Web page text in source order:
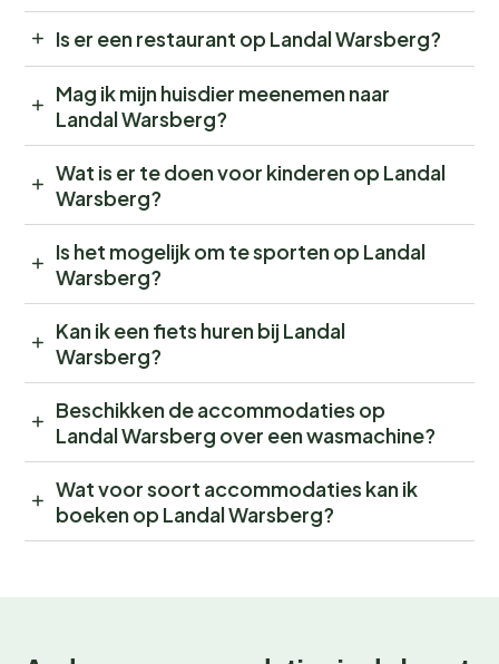
Is er een restaurant op Landal Warsberg?
Mag ik mijn huisdier meenemen naar
Landal Warsberg?
Wat is er te doen voor kinderen op Landal
Warsberg?
Is het mogelijk om te sporten op Landal
Warsberg?
Kan ik een fiets huren bij Landal
Warsberg?
Beschikken de accommodaties op
Landal Warsberg over een wasmachine?
Wat voor soort accommodaties kan ik
boeken op Landal Warsberg?